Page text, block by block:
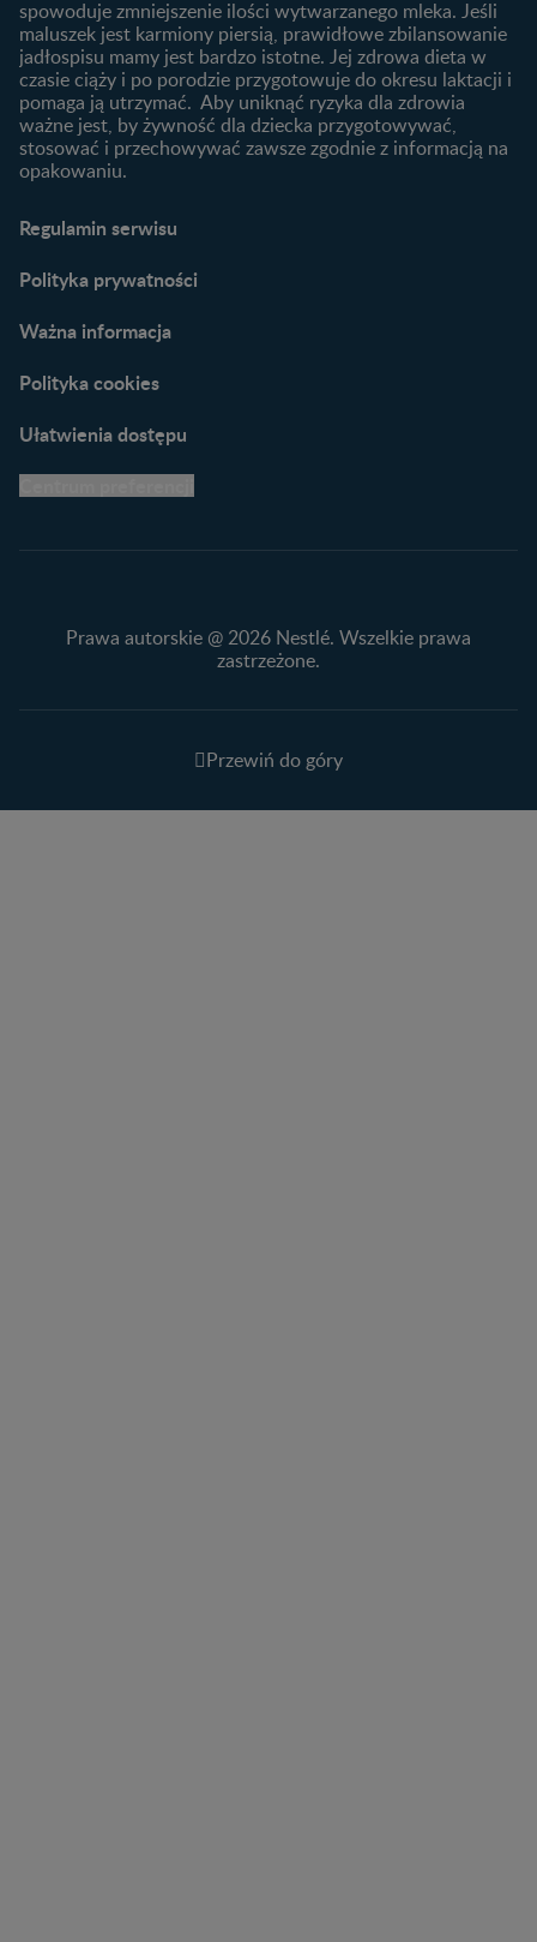
rodziców
Poradniki dla rodziców
Karty do zdjęć dla
Maluszka
Materiały do pobrania
Narzędzia dla rodziców
praktyczne wskazówki
spowoduje zmniejszenie ilości wytwarzanego mleka. Jeśli
maluszek jest karmiony piersią, prawidłowe zbilansowanie
jadłospisu mamy jest bardzo istotne. Jej zdrowa dieta w
czasie ciąży i po porodzie przygotowuje do okresu laktacji i
pomaga ją utrzymać. Aby uniknąć ryzyka dla zdrowia
ważne jest, by żywność dla dziecka przygotowywać,
stosować i przechowywać zawsze zgodnie z informacją na
opakowaniu.
Regulamin serwisu
Polityka prywatności
Ważna informacja
Polityka cookies
Ułatwienia dostępu
Prawa autorskie @ 2026 Nestlé. Wszelkie prawa
zastrzeżone.
Przewiń do góry